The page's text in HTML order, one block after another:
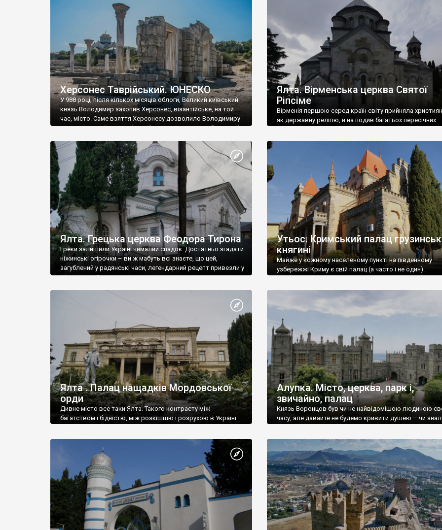
візантійської доби. Раритети викрадені з фондів об’єкту
культурної спадщини ЮНЕСКО «Херсонеса Таврійського».
Офіційно – на виставку «Золото Візантії», але експерти та
влада в Україні вважають це лише […]
називаються «повстяками» (postaki)…” “Вино. Крим
виробляє відмінне вино і його вдосталь: воно все
легке біле і дуже […]
Херсонес Таврійський. ЮНЕСКО
У 988 році, після кількох місяців облоги, Великий київський
князь Володимир захопив Херсонес, візантійське, на той
час, місто. Саме взяття Херсонесу дозволило Володимиру
диктувати свої умови візантійському імператору Василю ІІ,
Херсонесі Володимир-язичник, став Василем-
християнином. А потім було Хрещення Русі. На честь
Херсонесу Таврійського названо місто […]
Ялта. Вірменська церква Святої
Ріпсіме
Вірменія першою серед країн світу прийняла
як державну релігію, й на подив багатьох пересічних
Ялта. Грецька церква Феодора Тирона
Греки залишили Україні чималий спадок. Достатньо згадати
ніжинські огірочки – ви ж мабуть всі знаєте, що цей,
загублений у радянські часи, легендарний рецепт привезли у
Ніжин греки?
Утьос. Кримський палац
княгині
Майже у кожному населеному пункті на південному
узбережжі Криму є свій палац (а часто і не один).
Ялта . Палац нащадків Мордовської
орди
Дивне місто все таки Ялта. Такого контрасту між
багатством і бідністю, між розкішшю і розрухою в Україні
Алупка. Місто, церква, парк і,
звичайно, палац
Князь Воронцов був чи не найвідомішою людиною
часу, але давайте не будемо кривити душею – чи